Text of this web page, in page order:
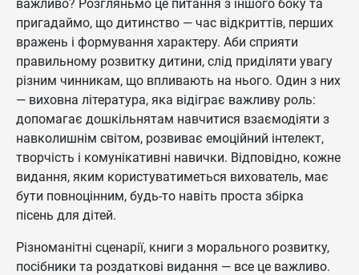
важливо? Розгляньмо це питання з іншого боку та
пригадаймо, що дитинство — час відкриттів, перших
вражень і формування характеру. Аби сприяти
правильному розвитку дитини, слід приділяти увагу
різним чинникам, що впливають на нього. Один з них
— виховна література, яка відіграє важливу роль:
допомагає дошкільнятам навчитися взаємодіяти з
навколишнім світом, розвиває емоційний інтелект,
творчість і комунікативні навички. Відповідно, кожне
видання, яким користуватиметься вихователь, має
бути повноцінним, будь-то навіть проста збірка
пісень для дітей.
Різноманітні сценарії, книги з морального розвитку,
посібники та роздаткові видання — все це важливо.